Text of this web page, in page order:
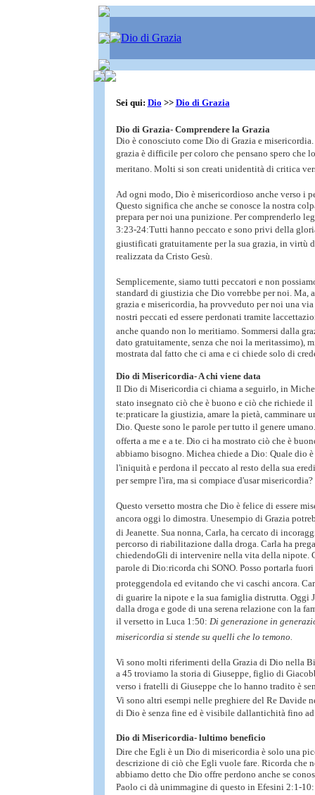
Sei qui: Dio >> Dio di Grazia
Dio di Grazia- Comprendere la Grazia
Dio è conosciuto come Dio di Grazia e
grazia è difficile per coloro che pensano spero che
meritano. Molti si son creati unidentità di critica
Ad ogni modo, Dio è misericordioso anche verso i
Questo significa che anche se conosce la nostra
prepara per noi una punizione. Per comprenderlo
3:23-24:Tutti hanno peccato e sono privi della
giustificati gratuitamente per la sua grazia, in virtù
realizzata da Cristo Gesù.
Semplicemente, siamo tutti peccatori e non
standard di giustizia che Dio vorrebbe per noi. Ma,
grazia e misericordia, ha provveduto per noi una
nostri peccati ed essere perdonati tramite
anche quando non lo meritiamo. Sommersi dalla
dato gratuitamente, senza che noi la meritassimo),
mostrata dal fatto che ci ama e ci chiede solo di
Dio di Misericordia- A chi viene data
Il Dio di Misericordia ci chiama a seguirlo, in
stato insegnato ciò che è buono e ciò che richiede il
te:praticare la giustizia, amare la pietà, camminare
Dio. Queste sono le parole per tutto il genere
offerta a me e a te. Dio ci ha mostrato ciò che è
abbiamo bisogno. Michea chiede a Dio: Quale dio
l'iniquità e perdona il peccato al resto della sua
per sempre l'ira, ma si compiace d'usar misericordia?
Questo versetto mostra che Dio è felice di essere
ancora oggi lo dimostra. Unesempio di Grazia
di Jeanette. Sua nonna, Carla, ha cercato di
percorso di riabilitazione dalla droga. Carla ha
chiedendoGli di intervenire nella vita della nipote.
parole di Dio:ricorda chi SONO. Posso portarla
proteggendola ed evitando che vi caschi ancora.
di guarire la nipote e la sua famiglia distrutta. Oggi
dalla droga e gode di una serena relazione con la
il versetto in Luca 1:50:  Di generazione in
misericordia si stende su quelli che lo temono.
Vi sono molti riferimenti della Grazia di Dio nella
a 45 troviamo la storia di Giuseppe, figlio di
verso i fratelli di Giuseppe che lo hanno tradito è
Vi sono altri esempi nelle preghiere del Re Davide
di Dio è senza fine ed è visibile dallantichità fino
Dio di Misericordia- lultimo beneficio
Dire che Egli è un Dio di misericordia è solo una
descrizione di ciò che Egli vuole fare. Ricorda che
abbiamo detto che Dio offre perdono anche se
Paolo ci dà unimmagine di questo in Efesini 2:1-